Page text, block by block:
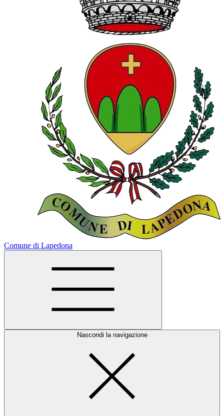
Comune di Lapedona
Nascondi la navigazione